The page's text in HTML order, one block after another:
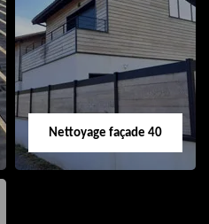
Réparation de
toiture 40
Nettoyage façade 40